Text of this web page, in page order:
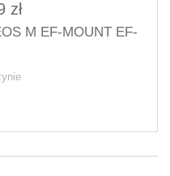
zł
M EF-MOUNT EF-